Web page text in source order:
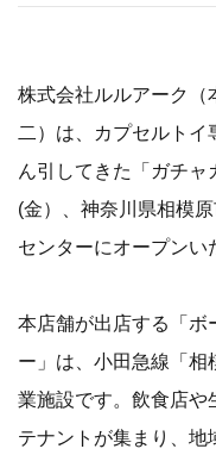
株式会社ルルアーク（
二）は、カプセルト
ん引してきた「ガチャ
(金）、神奈川県相模
センターにオープンい
本店舗が出店する「ボ
ー」は、小田急線「
業施設です。飲食店や
テナントが集まり、